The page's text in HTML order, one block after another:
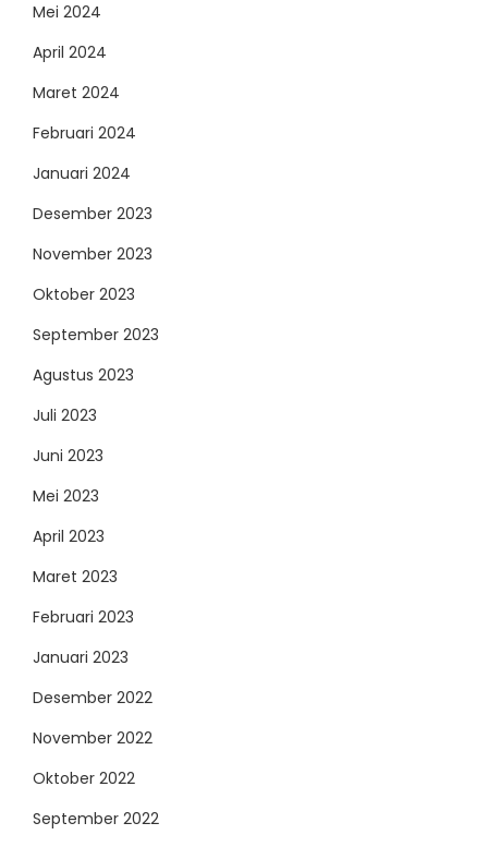
Mei 2024
April 2024
Maret 2024
Februari 2024
Januari 2024
Desember 2023
November 2023
Oktober 2023
September 2023
Agustus 2023
Juli 2023
Juni 2023
Mei 2023
April 2023
Maret 2023
Februari 2023
Januari 2023
Desember 2022
November 2022
Oktober 2022
September 2022